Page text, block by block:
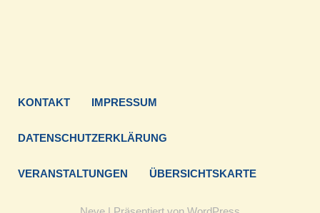
KONTAKT IMPRESSUM
DATENSCHUTZERKLÄRUNG
VERANSTALTUNGEN ÜBERSICHTSKARTE